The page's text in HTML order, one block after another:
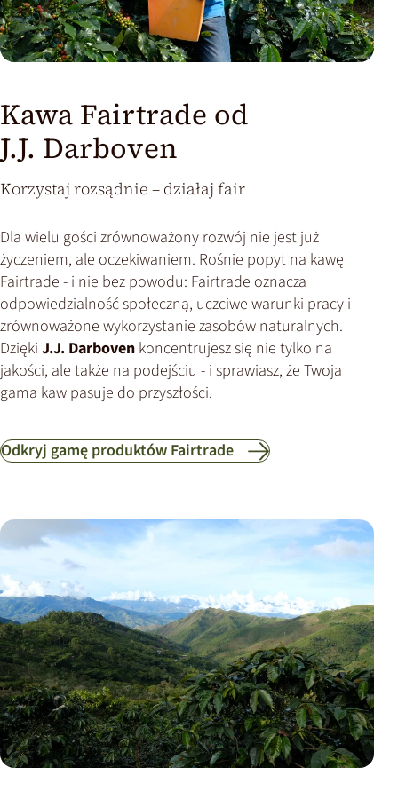
Kawa Fairtrade od
J.J. Darboven
Korzystaj rozsądnie – działaj fair
Dla wielu gości zrównoważony rozwój nie jest już
życzeniem, ale oczekiwaniem. Rośnie popyt na kawę
Fairtrade - i nie bez powodu: Fairtrade oznacza
odpowiedzialność społeczną, uczciwe warunki pracy i
zrównoważone wykorzystanie zasobów naturalnych.
Dzięki J.J. Darboven koncentrujesz się nie tylko na
jakości, ale także na podejściu - i sprawiasz, że Twoja
gama kaw pasuje do przyszłości.
Odkryj gamę produktów Fairtrade